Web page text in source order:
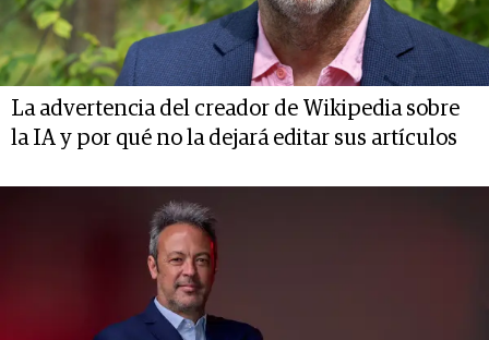
La advertencia del creador de Wikipedia sobre
la IA y por qué no la dejará editar sus artículos